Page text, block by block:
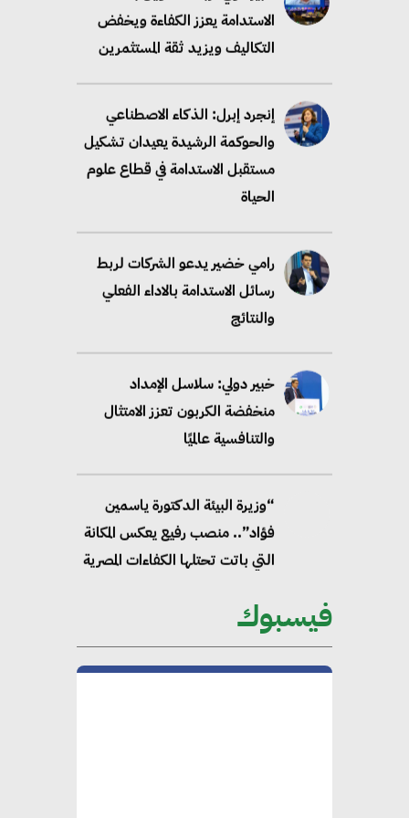
الاستدامة يعزز الكفاءة ويخفض
التكاليف ويزيد ثقة المستثمرين
إنجرد إبرل: الذكاء الاصطناعي
والحوكمة الرشيدة يعيدان تشكيل
مستقبل الاستدامة في قطاع علوم
الحياة
رامي خضير يدعو الشركات لربط
رسائل الاستدامة بالاداء الفعلي
والنتائج
خبير دولي: سلاسل الإمداد
منخفضة الكربون تعزز الامتثال
والتنافسية عالميًا
“وزيرة البيئة الدكتورة ياسمين
فؤاد”.. منصب رفيع يعكس المكانة
التي باتت تحتلها الكفاءات المصرية
محلب : المباني الخضراء إضافة
فيسبوك